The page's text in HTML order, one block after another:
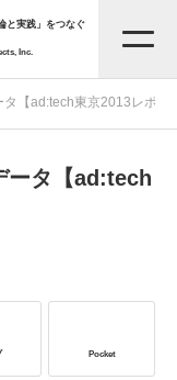
と実践」をつなぐ
Inc.
【ad:tech東京2013レポー
ータ【ad:tech
Pocket